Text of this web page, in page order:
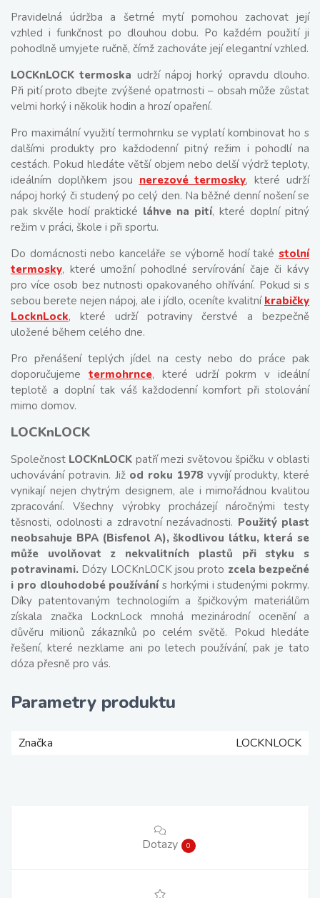
Pravidelná údržba a šetrné mytí pomohou zachovat její
vzhled i funkčnost po dlouhou dobu. Po každém použití ji
pohodlně umyjete ručně, čímž zachováte její elegantní vzhled.
LOCKnLOCK termoska udrží nápoj horký opravdu dlouho.
Při pití proto dbejte zvýšené opatrnosti – obsah může zůstat
velmi horký i několik hodin a hrozí opaření.
Pro maximální využití termohrnku se vyplatí kombinovat ho s
dalšími produkty pro každodenní pitný režim i pohodlí na
cestách. Pokud hledáte větší objem nebo delší výdrž teploty,
ideálním doplňkem jsou nerezové termosky, které udrží
nápoj horký či studený po celý den. Na běžné denní nošení se
pak skvěle hodí praktické láhve na pití, které doplní pitný
režim v práci, škole i při sportu.
Do domácnosti nebo kanceláře se výborně hodí také stolní
termosky, které umožní pohodlné servírování čaje či kávy
pro více osob bez nutnosti opakovaného ohřívání. Pokud si s
sebou berete nejen nápoj, ale i jídlo, oceníte kvalitní krabičky
LocknLock, které udrží potraviny čerstvé a bezpečně
uložené během celého dne.
Pro přenášení teplých jídel na cesty nebo do práce pak
doporučujeme termohrnce, které udrží pokrm v ideální
teplotě a doplní tak váš každodenní komfort při stolování
mimo domov.
LOCKnLOCK
Společnost LOCKnLOCK patří mezi světovou špičku v oblasti
uchovávání potravin. Již od roku 1978vyvíjí produkty, které
vynikají nejen chytrým designem, ale i mimořádnou kvalitou
zpracování. Všechny výrobky procházejí náročnými testy
těsnosti, odolnosti a zdravotní nezávadnosti. Použitý plast
neobsahuje BPA (Bisfenol A), škodlivou látku, která se
může uvolňovat z nekvalitních plastů při styku s
potravinami. Dózy LOCKnLOCK jsou proto zcela bezpečné
i pro dlouhodobé používánís horkými i studenými pokrmy.
Díky patentovaným technologiím a špičkovým materiálům
získala značka LocknLock mnohá mezinárodní ocenění a
důvěru milionů zákazníků po celém světě. Pokud hledáte
řešení, které nezklame ani po letech používání, pak je tato
dóza přesně pro vás.
Parametry produktu
Značka LOCKNLOCK
Dotazy 0